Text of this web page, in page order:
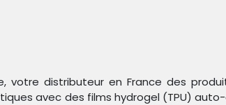
votre distributeur en France des
avec des films hydrogel (TPU)